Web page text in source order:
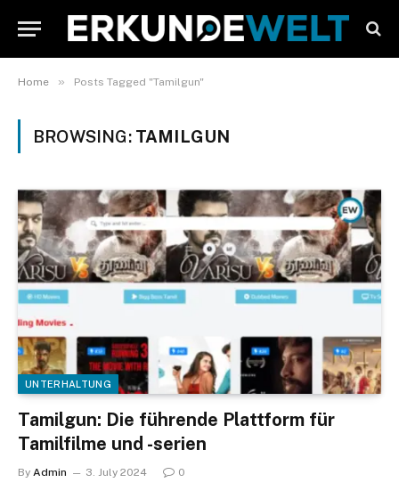
Home » Posts Tagged "Tamilgun"
BROWSING: TAMILGUN
UNTERHALTUNG
Tamilgun: Die führende Plattform für
Tamilfilme und -serien
By Admin 3. July 2024 0